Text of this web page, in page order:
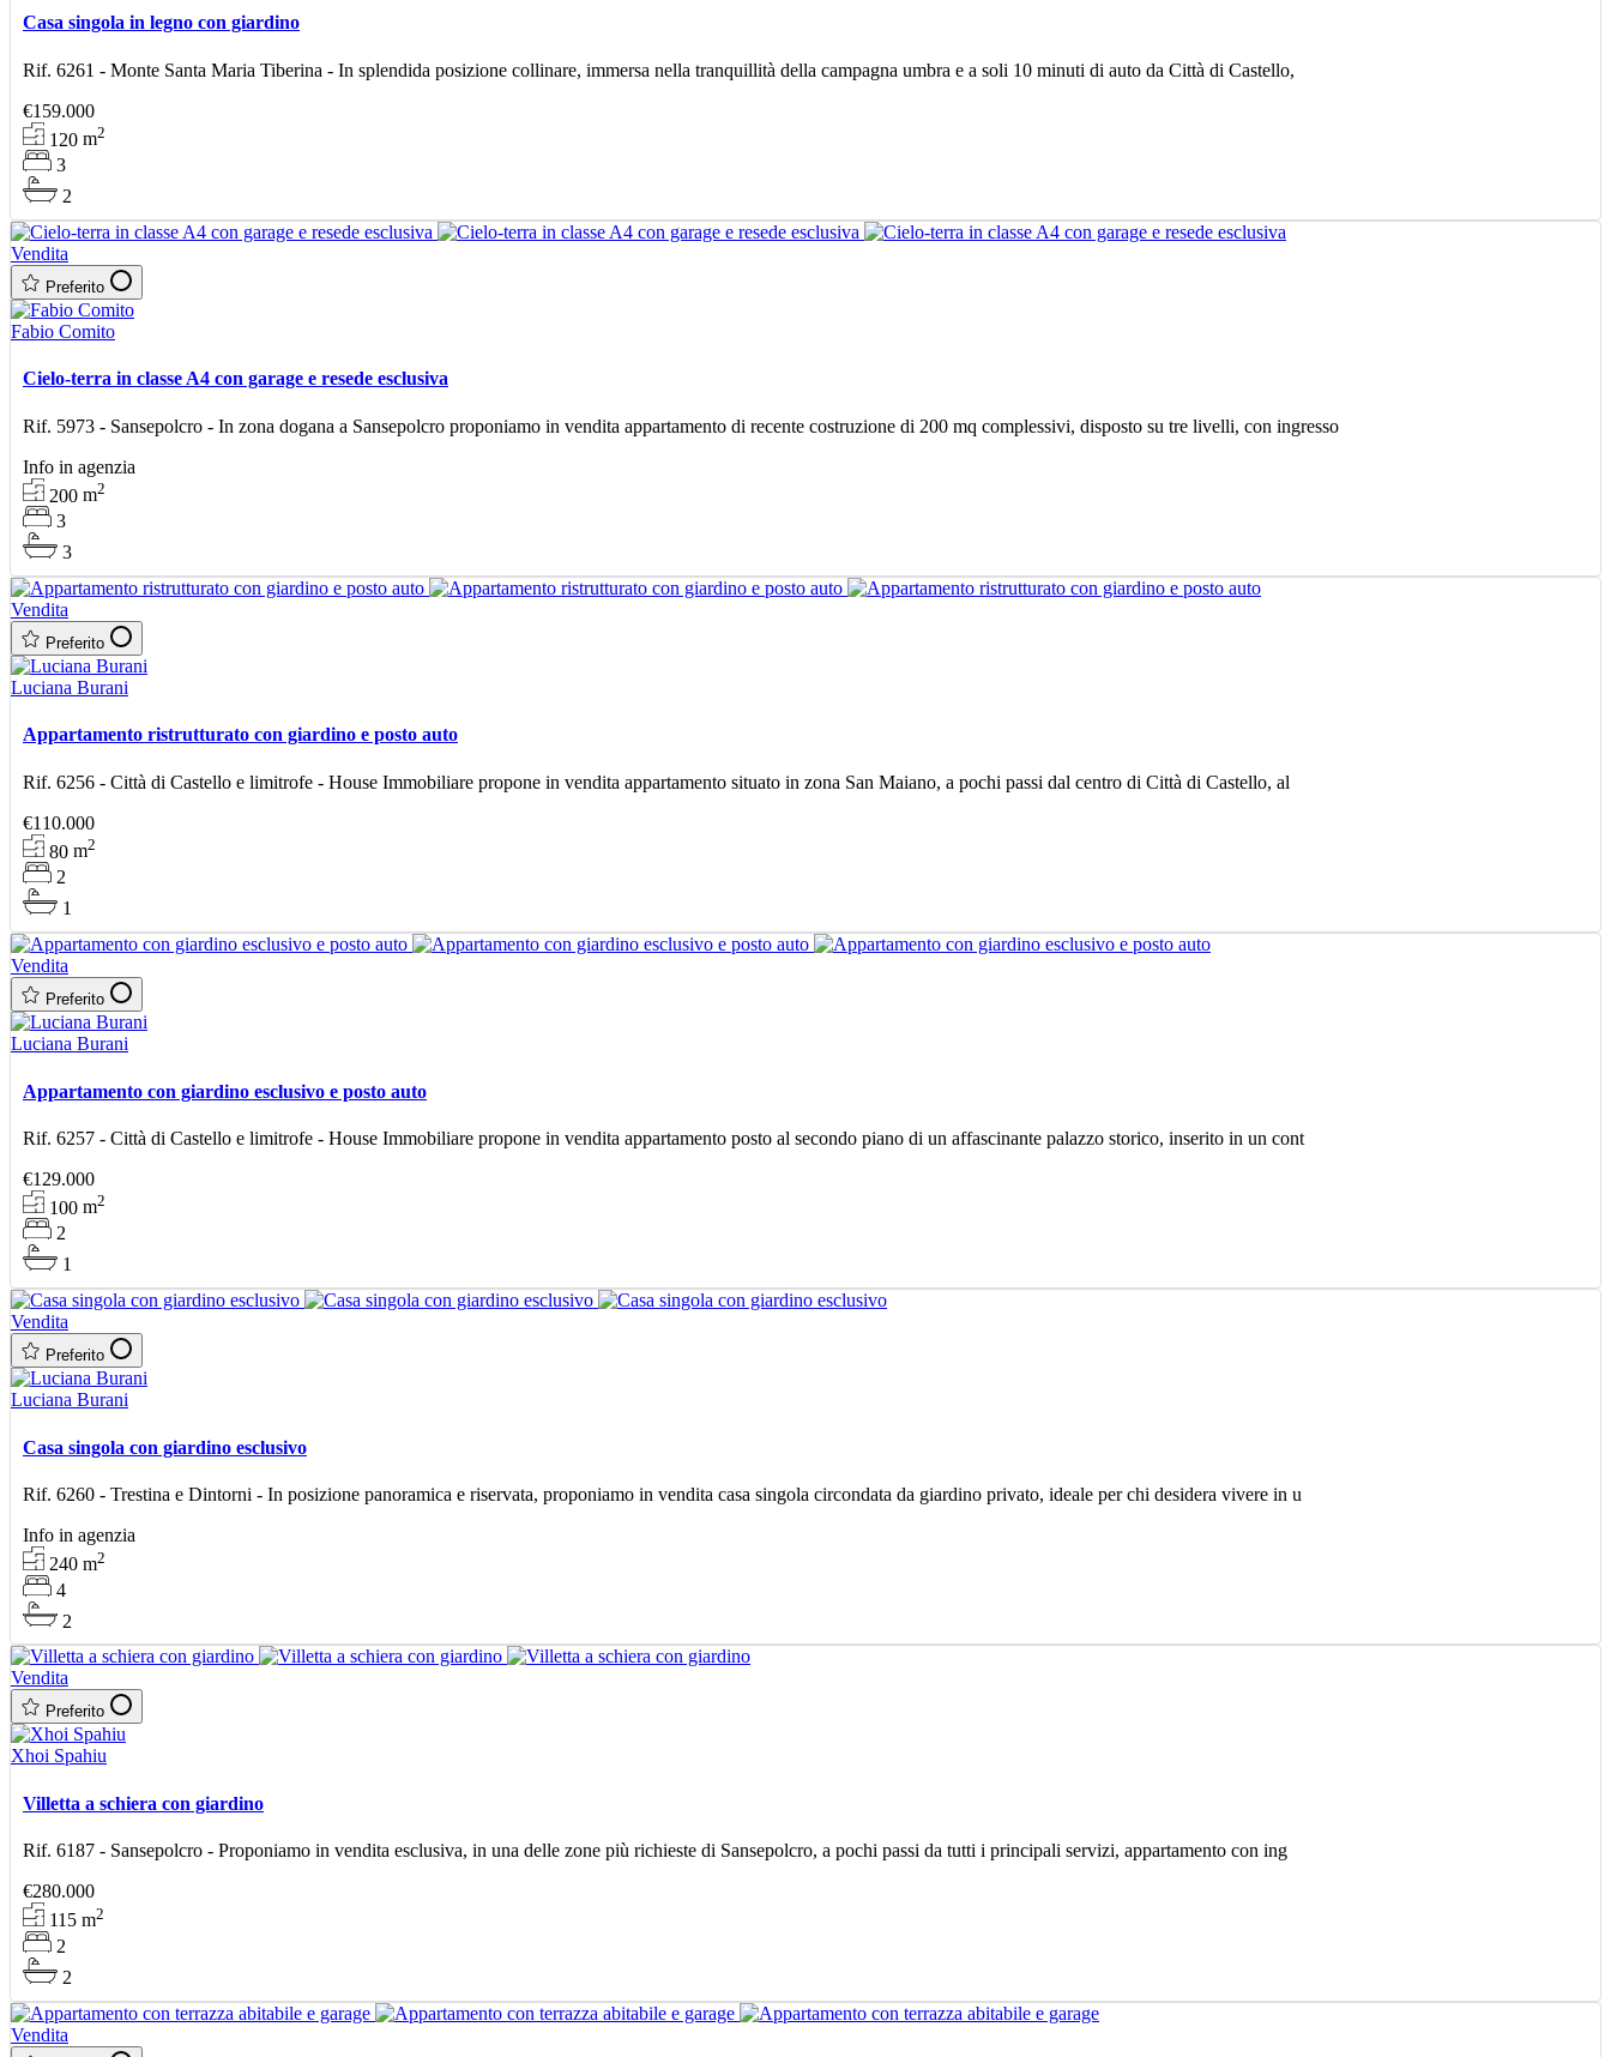
Casa singola in legno con giardino
Rif. 6261 - Monte Santa Maria Tiberina - In splendida posizione collinare, immersa nella tranquillità della campagna umbra e a soli 10 minuti di auto da Città di Castello,
€159.000
120m2
3
2
Vendita
Preferito
Fabio Comito
Cielo-terra in classe A4 con garage e resede esclusiva
Rif. 5973 - Sansepolcro - In zona dogana a Sansepolcro proponiamo in vendita appartamento di recente costruzione di 200 mq complessivi, disposto su tre livelli, con ingresso
Info in agenzia
200m2
3
3
Vendita
Preferito
Luciana Burani
Appartamento ristrutturato con giardino e posto auto
Rif. 6256 - Città di Castello e limitrofe - House Immobiliare propone in vendita appartamento situato in zona San Maiano, a pochi passi dal centro di Città di Castello, al
€110.000
80m2
2
1
Vendita
Preferito
Luciana Burani
Appartamento con giardino esclusivo e posto auto
Rif. 6257 - Città di Castello e limitrofe - House Immobiliare propone in vendita appartamento posto al secondo piano di un affascinante palazzo storico, inserito in un cont
€129.000
100m2
2
1
Vendita
Preferito
Luciana Burani
Casa singola con giardino esclusivo
Rif. 6260 - Trestina e Dintorni - In posizione panoramica e riservata, proponiamo in vendita casa singola circondata da giardino privato, ideale per chi desidera vivere in u
Info in agenzia
240m2
4
2
Vendita
Preferito
Xhoi Spahiu
Villetta a schiera con giardino
Rif. 6187 - Sansepolcro - Proponiamo in vendita esclusiva, in una delle zone più richieste di Sansepolcro, a pochi passi da tutti i principali servizi, appartamento con ing
€280.000
115m2
2
2
Vendita